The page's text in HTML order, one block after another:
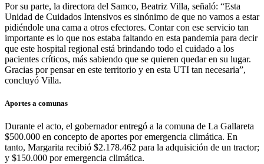
Por su parte, la directora del Samco, Beatriz Villa, señaló: “Esta
Unidad de Cuidados Intensivos es sinónimo de que no vamos a estar
pidiéndole una cama a otros efectores. Contar con ese servicio tan
importante es lo que nos estaba faltando en esta pandemia para decir
que este hospital regional está brindando todo el cuidado a los
pacientes críticos, más sabiendo que se quieren quedar en su lugar.
Gracias por pensar en este territorio y en esta UTI tan necesaria”,
concluyó Villa.
Aportes a comunas
Durante el acto, el gobernador entregó a la comuna de La Gallareta
$500.000 en concepto de aportes por emergencia climática. En
tanto, Margarita recibió $2.178.462 para la adquisición de un tractor;
y $150.000 por emergencia climática.